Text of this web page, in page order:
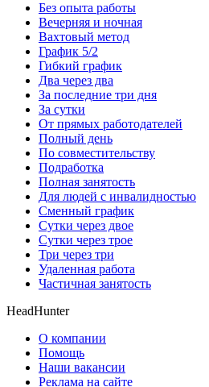
Без опыта работы
Вечерняя и ночная
Вахтовый метод
График 5/2
Гибкий график
Два через два
За последние три дня
За сутки
От прямых работодателей
Полный день
По совместительству
Подработка
Полная занятость
Для людей с инвалидностью
Сменный график
Сутки через двое
Сутки через трое
Три через три
Удаленная работа
Частичная занятость
HeadHunter
О компании
Помощь
Наши вакансии
Реклама на сайте